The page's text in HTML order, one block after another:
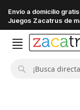
Envío a domicilio
Juegos Zacatrus de